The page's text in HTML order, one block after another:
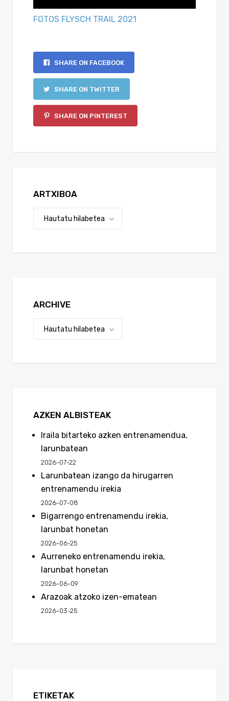
FOTOS FLYSCH TRAIL 2021
SHARE ON FACEBOOK
SHARE ON TWITTER
SHARE ON PINTEREST
ARTXIBOA
ARCHIVE
AZKEN ALBISTEAK
Iraila bitarteko azken entrenamendua,
larunbatean
2026-07-22
Larunbatean izango da hirugarren
entrenamendu irekia
2026-07-08
Bigarrengo entrenamendu irekia,
larunbat honetan
2026-06-25
Aurreneko entrenamendu irekia,
larunbat honetan
2026-06-09
Arazoak atzoko izen-ematean
2026-03-25
ETIKETAK